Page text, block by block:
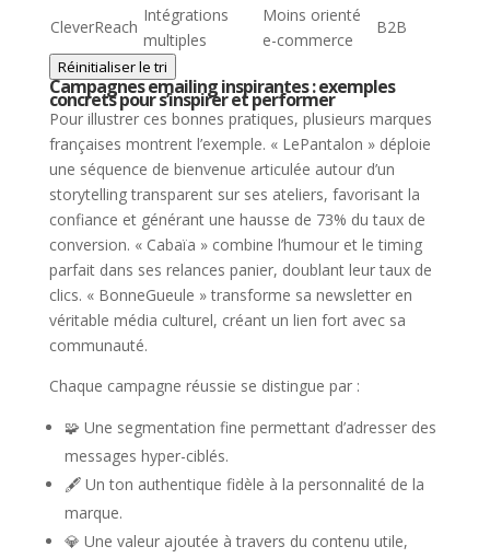
CleverReach
Intégrations
multiples
Moins orienté
e-commerce
B2B
Réinitialiser le tri
Campagnes emailing inspirantes : exemples
concrets pour s’inspirer et performer
Pour illustrer ces bonnes pratiques, plusieurs marques
françaises montrent l’exemple. « LePantalon » déploie
une séquence de bienvenue articulée autour d’un
storytelling transparent sur ses ateliers, favorisant la
confiance et générant une hausse de 73% du taux de
conversion. « Cabaïa » combine l’humour et le timing
parfait dans ses relances panier, doublant leur taux de
clics. « BonneGueule » transforme sa newsletter en
véritable média culturel, créant un lien fort avec sa
communauté.
Chaque campagne réussie se distingue par :
🧩 Une segmentation fine permettant d’adresser des
messages hyper-ciblés.
🖋️ Un ton authentique fidèle à la personnalité de la
marque.
💎 Une valeur ajoutée à travers du contenu utile,